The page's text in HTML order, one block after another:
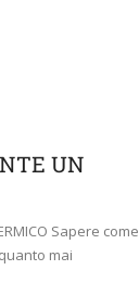
UN
Sapere come
mai